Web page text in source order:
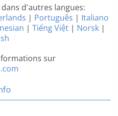
d'autres langues:
| Português | Italiano
| Tiếng Việt | Norsk |
sur